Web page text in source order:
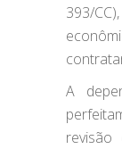
393/
A
revisão